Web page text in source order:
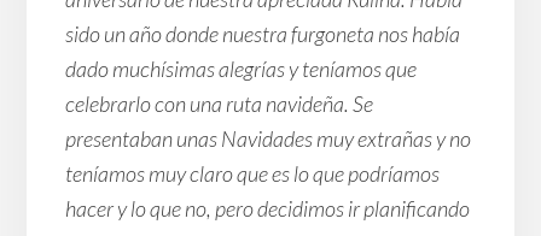
sido un año donde nuestra furgoneta nos había
dado muchísimas alegrías y teníamos que
celebrarlo con una ruta navideña. Se
presentaban unas Navidades muy extrañas y no
teníamos muy claro que es lo que podríamos
hacer y lo que no, pero decidimos ir planificando